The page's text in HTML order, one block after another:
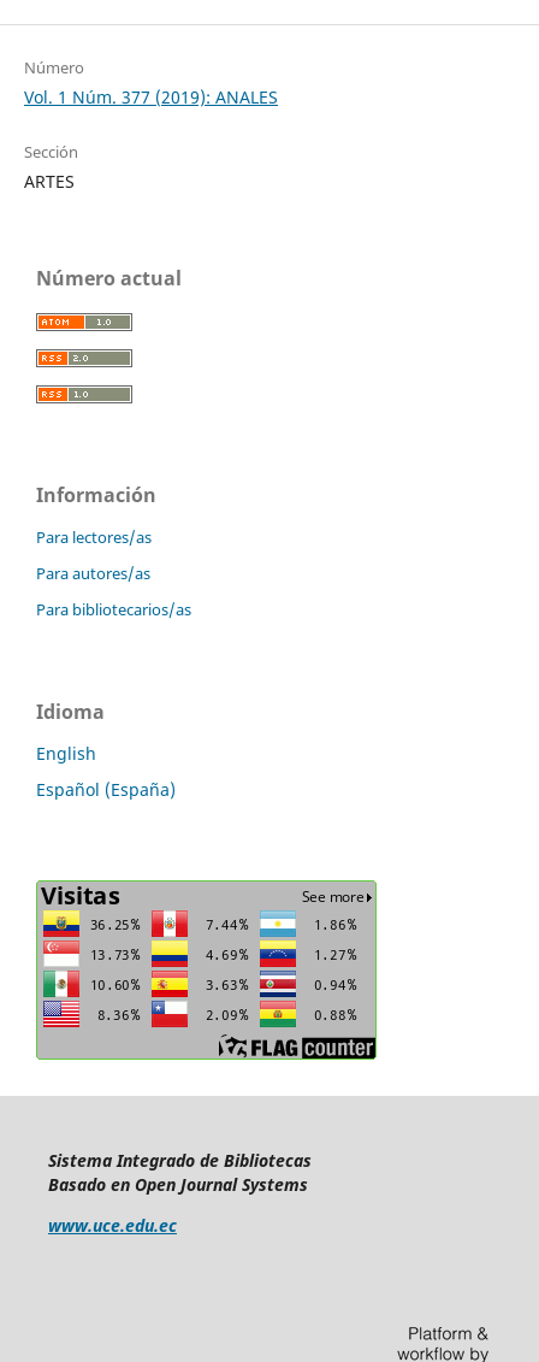
Número
Vol. 1 Núm. 377 (2019): ANALES
Sección
ARTES
Número actual
Información
Para lectores/as
Para autores/as
Para bibliotecarios/as
Idioma
English
Español (España)
Sistema Integrado de Bibliotecas
Basado en Open Journal Systems
www.uce.edu.ec